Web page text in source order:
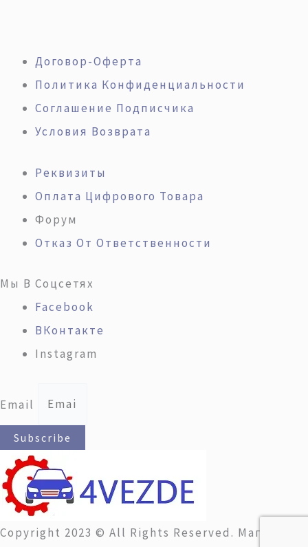
Договор-Оферта
Политика Конфиденциальности
Соглашение Подписчика
Условия Возврата
Реквизиты
Оплата Цифрового Товара
Форум
Отказ От Ответственности
Мы В Соцсетях
Facebook
ВКонтакте
Instagram
Email
Subscribe
Copyright 2023 © All Rights Reserved. Магазин